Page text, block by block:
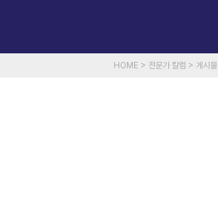
HOME > 전문가 칼럼 > 게시물